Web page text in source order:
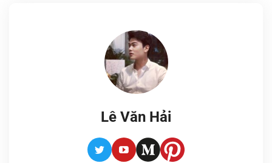
Lê Văn Hải
TwitterYoutubeMediumPinterest